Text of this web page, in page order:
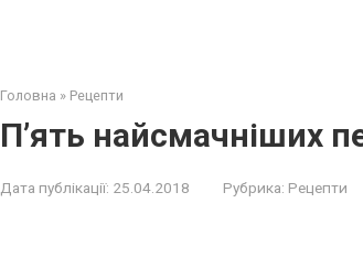
Головна » Рецепти
П’ять нaйсмaчніших
Дата публікації: 25.04.2018 Рубрика: Рецепти